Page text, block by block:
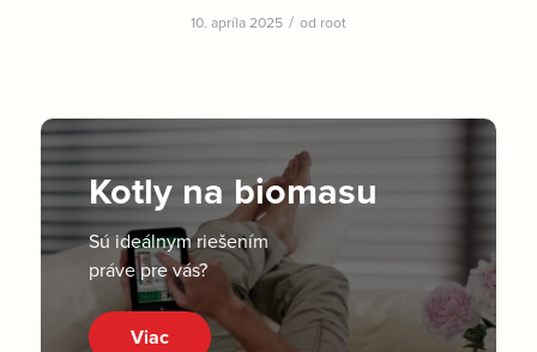
10. apríla 2025 / od root
Kotly na biomasu
Sú ideálnym riešením
práve pre vás?
Viac